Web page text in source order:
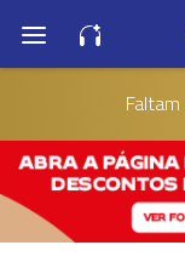
Faltam